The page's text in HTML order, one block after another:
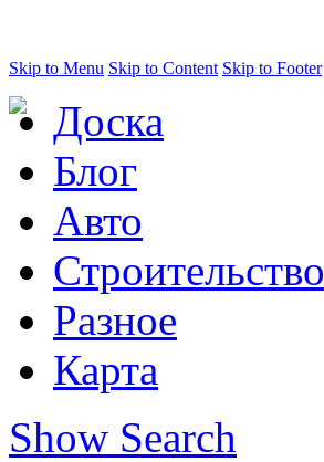
Skip to Menu Skip to Content Skip to Footer
Доска
Блог
Авто
Строительство
Разное
Карта
Show Search